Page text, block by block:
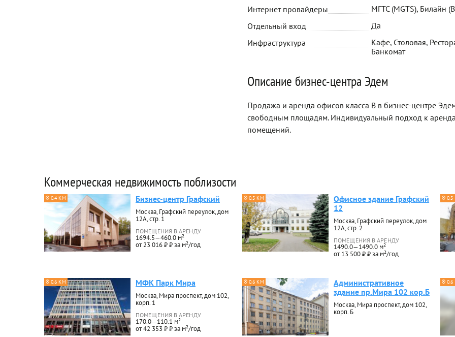
Интернет провайдеры
МГТС (MGTS), Билайн
Отдельный вход
Да
Инфраструктура
Кафе, Столовая,
Банкомат
Описание бизнес-центра Эдем
Продажа и аренда офисов класса B в бизнес-центре
свободным площадям. Индивидуальный подход к
помещений.
Коммерческая недвижимость поблизости
0.4 КМ Бизнес-центр Графский
Москва, Графский переулок, дом
12А, стр. 1
ПОМЕЩЕНИЯ В АРЕНДУ
1694.5—460.0 м²
от 23 016 ₽ ₽ за м²/год
0.5 КМ
Офисное здание Графский
12
Москва, Графский переулок, дом
12А, стр. 2
ПОМЕЩЕНИЯ В АРЕНДУ
1490.0—1490.0 м²
от 13 500 ₽ ₽ за м²/год
0.6 КМ МФК Парк Мира
Москва, Мира проспект, дом 102,
корп. 1
ПОМЕЩЕНИЯ В АРЕНДУ
170.0—110.1 м²
от 42 353 ₽ ₽ за м²/год
0.6 КМ
Административное
здание пр.Мира 102 кор.Б
Москва, Мира проспект, дом 102,
корп. Б